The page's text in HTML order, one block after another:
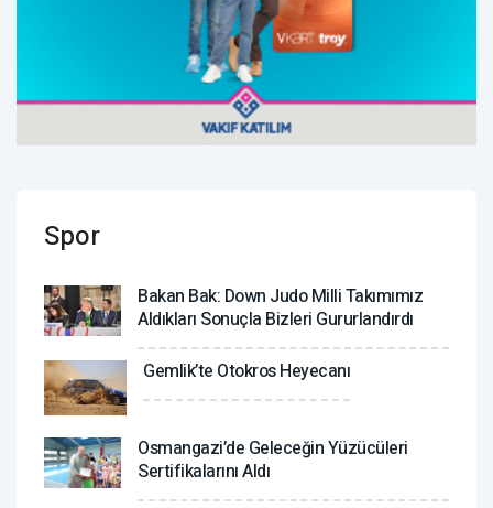
Spor
Bakan Bak: Down Judo Milli Takımımız
Aldıkları Sonuçla Bizleri Gururlandırdı
Gemlik’te Otokros Heyecanı
Osmangazi’de Geleceğin Yüzücüleri
Sertifikalarını Aldı